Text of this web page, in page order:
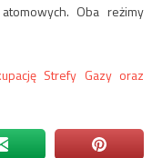
Oba reżimy
Strefy Gazy oraz